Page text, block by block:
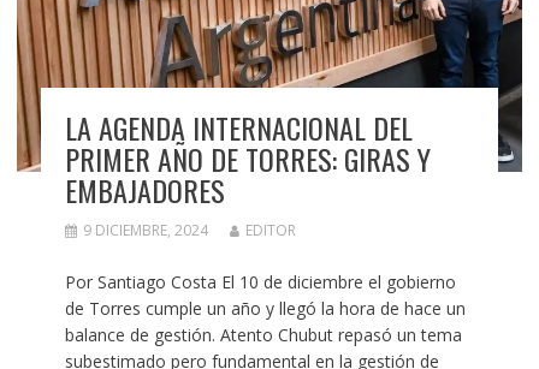
LA AGENDA INTERNACIONAL DEL
PRIMER AÑO DE TORRES: GIRAS Y
EMBAJADORES
9 DICIEMBRE, 2024 EDITOR
Por Santiago Costa El 10 de diciembre el gobierno
de Torres cumple un año y llegó la hora de hace un
balance de gestión. Atento Chubut repasó un tema
subestimado pero fundamental en la gestión de